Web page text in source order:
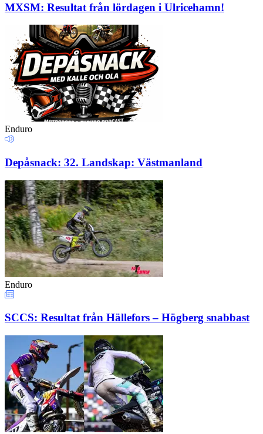
MXSM: Resultat från lördagen i Ulricehamn!
Enduro
Depåsnack: 32. Landskap: Västmanland
Enduro
SCCS: Resultat från Hällefors – Högberg snabbast